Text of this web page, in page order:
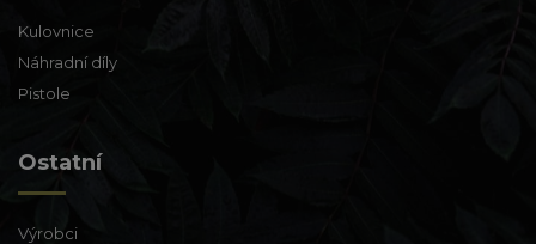
Kulovnice
Náhradní díly
Pistole
Ostatní
Výrobci